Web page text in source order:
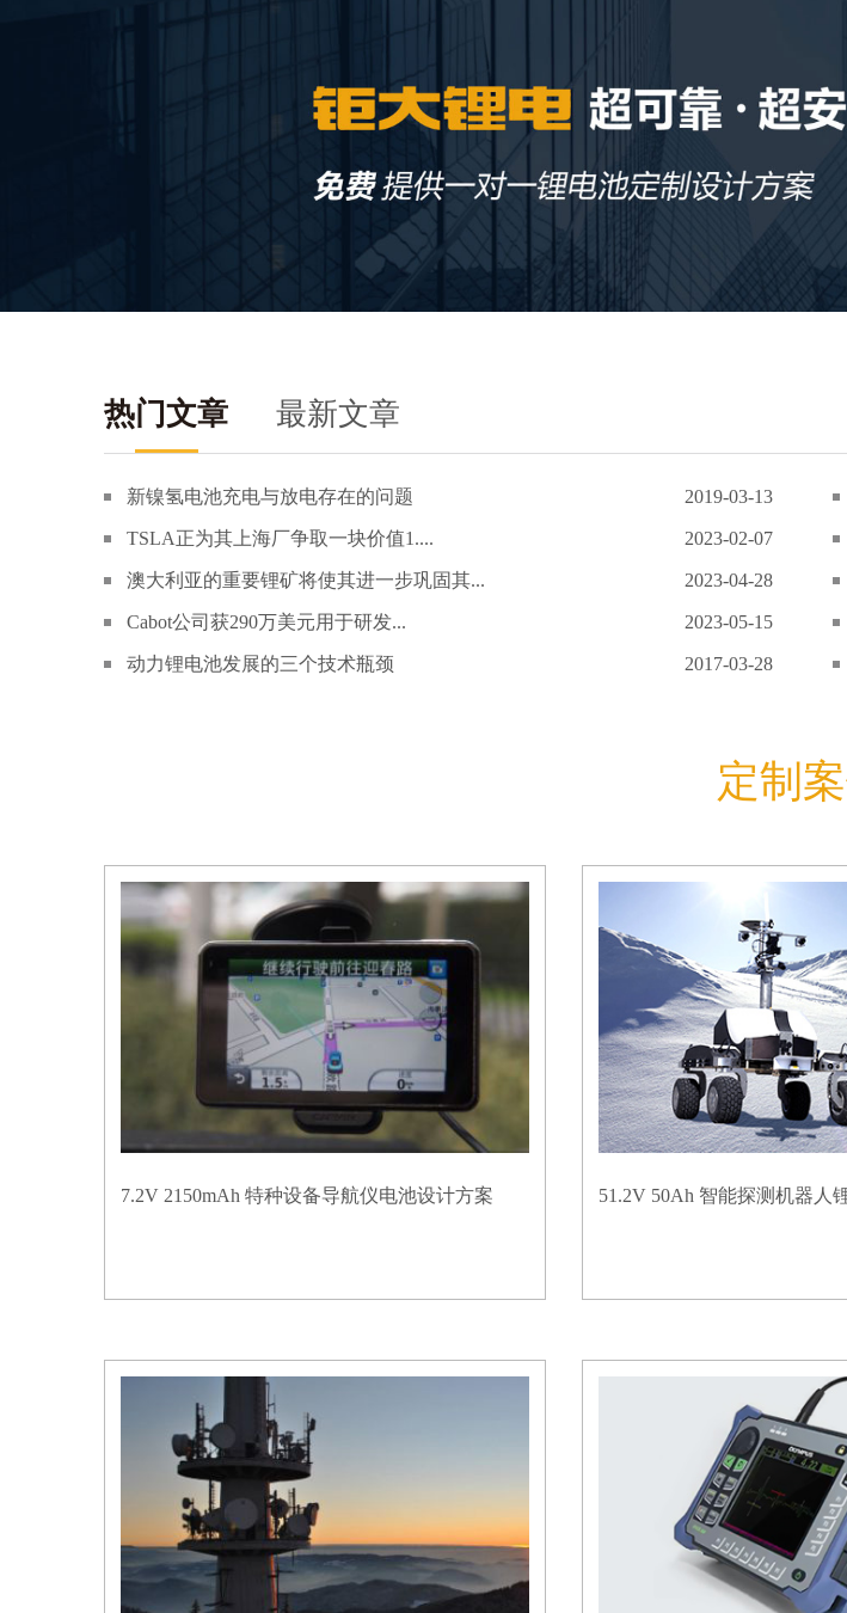
热门文章 最新文章
新镍氢电池充电与放电存在的问题 2019-03-13
TSLA正为其上海厂争取一块价值1.... 2023-02-07
澳大利亚的重要锂矿将使其进一步巩固其... 2023-04-28
Cabot公司获290万美元用于研发... 2023-05-15
动力锂电池发展的三个技术瓶颈 2017-03-28
定制
7.2V 2150mAh 特种设备导航仪电池设计方案 51.2V 50Ah 智能探测机器人